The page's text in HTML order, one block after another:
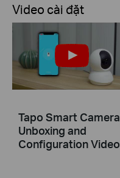
Video cài đặt
Tapo Smart Camera
Unboxing and
Configuration Video